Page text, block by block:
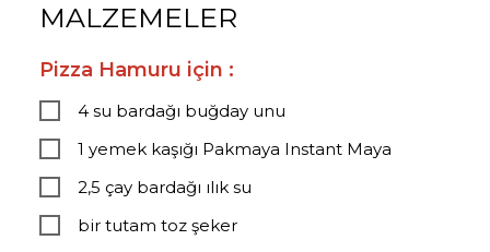
MALZEMELER
Pizza Hamuru için :
4 su bardağı buğday unu
1 yemek kaşığı Pakmaya Instant Maya
2,5 çay bardağı ılık su
bir tutam toz şeker